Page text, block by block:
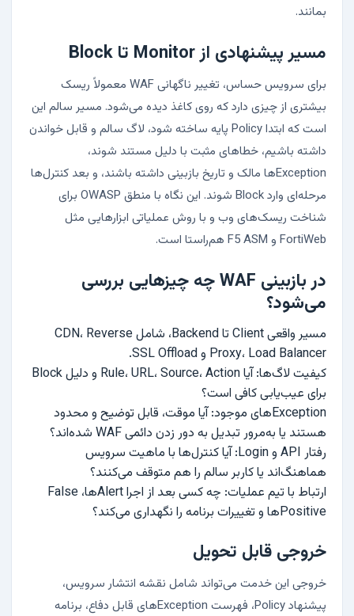
بمانند.
مسیر پیشنهادی از Monitor تا Block
برای سرویس حساس، تغییر ناگهانی WAF معمولاً ریسک
بیشتری از چیزی دارد که روی کاغذ دیده می‌شود. مسیر سالم این
است که ابتدا Policy پایه ساخته شود، لاگ سالم و قابل خواندن
داشته باشیم، خطاهای مثبت با دلیل مستند شوند،
Exceptionها مالک و تاریخ بازبینی داشته باشند، و بعد کنترل‌ها
مرحله‌ای وارد Block شوند. این نگاه با منطق OWASP برای
شناخت ریسک‌های وب و با روش عملیاتی ابزارهایی مثل
FortiWeb و F5 ASM هم‌راستا است.
در بازبینی WAF چه چیزهایی بررسی
می‌شود؟
مسیر واقعی Client تا Backend، شامل CDN، Reverse
Proxy، Load Balancer و SSL Offload.
کیفیت لاگ‌ها: آیا Rule، URL، Source، Action و دلیل Block
برای عیب‌یابی کافی است؟
Exceptionهای موجود: آیا موقت، قابل توضیح و محدود
هستند یا به‌مرور تبدیل به دور زدن دائمی WAF شده‌اند؟
رفتار API و Login: آیا کنترل‌ها با ماهیت سرویس
هماهنگ‌اند یا کاربر سالم را هم متوقف می‌کنند؟
ارتباط با تیم عملیات: چه کسی بعد از اجرا Alertها، False
Positiveها و تغییرات برنامه را نگهداری می‌کند؟
خروجی قابل تحویل
خروجی این خدمت می‌تواند شامل نقشه انتشار سرویس،
پیشنهاد Policy، فهرست Exceptionهای قابل دفاع، برنامه